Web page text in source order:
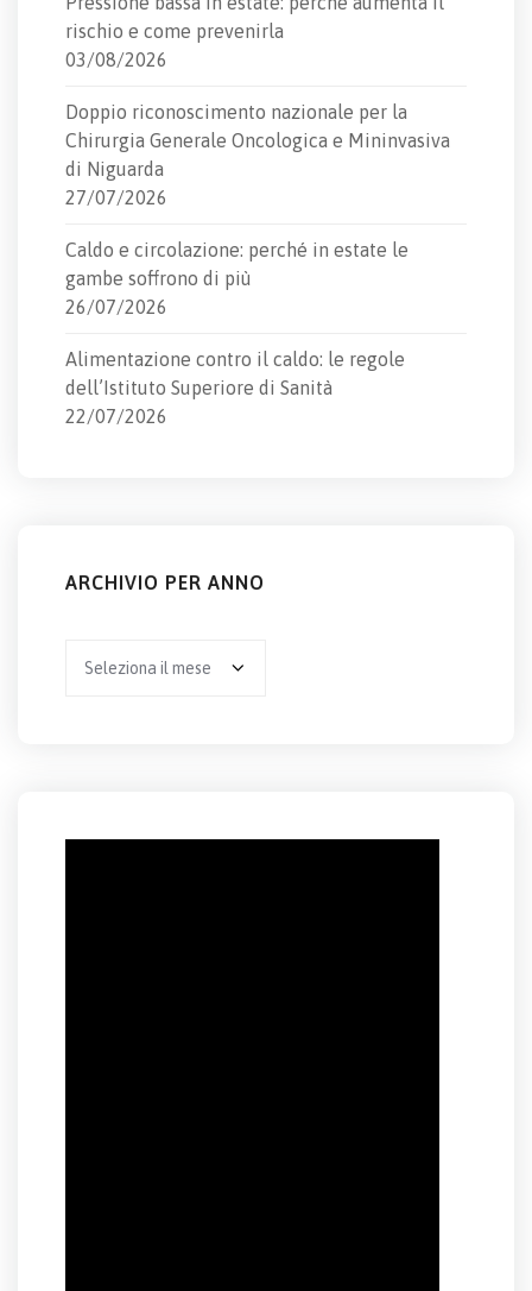
rischio e come prevenirla
03/08/2026
Doppio riconoscimento nazionale per la
Chirurgia Generale Oncologica e Mininvasiva
di Niguarda
27/07/2026
Caldo e circolazione: perché in estate le
gambe soffrono di più
26/07/2026
Alimentazione contro il caldo: le regole
dell’Istituto Superiore di Sanità
22/07/2026
ARCHIVIO PER ANNO
per